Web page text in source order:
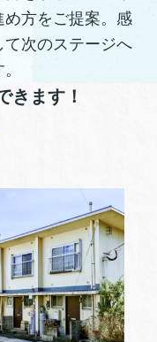
め方をご提案。感
次のステージへ
きます！